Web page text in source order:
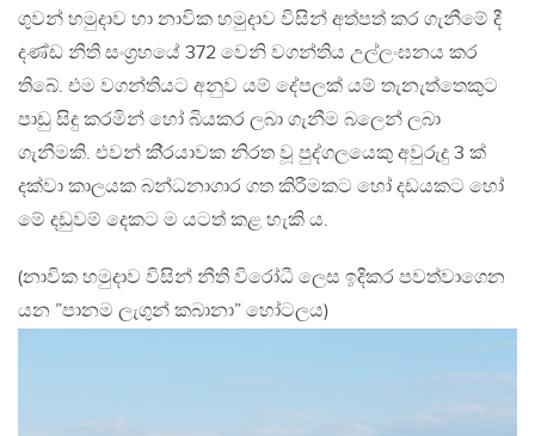
ගුවන් හමුදාව හා නාවික හමුදාව විසින් අත්පත් කර ගැනීමේ දී
දණ්ඩ නීති සංග‍්‍රහයේ 372 වෙනි වගන්තිය උල්ලංඝනය කර
තිබේ. එම වගන්තියට අනුව යම් දේපලක් යම් තැනැත්තෙකුට
පාඩු සිදු කරමින් හෝ බියකර ලබා ගැනීම බලෙන් ලබා
ගැනීමකි. එවන් කි‍්‍රයාවක නිරත වූ පුද්ගලයෙකු අවුරුදු 3 ක්
දක්වා කාලයක බන්ධනාගාර ගත කිරීමකට හෝ දඩයකට හෝ
මේ දඩුවම් දෙකට ම යටත් කළ හැකි ය.
(නාවික හමුදාව විසින් නීති විරෝධී ලෙස ඉදිකර පවත්වාගෙන
යන ”පානම ලැගුන් කබානා” හෝටලය)